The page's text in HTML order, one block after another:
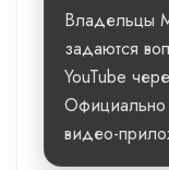
Владельцы
задаются
YouTube
Официально
видео-